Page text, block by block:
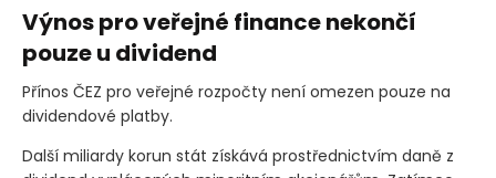
Výnos pro veřejné finance nekončí
pouze u dividend
Přínos ČEZ pro veřejné rozpočty není omezen pouze na
dividendové platby.